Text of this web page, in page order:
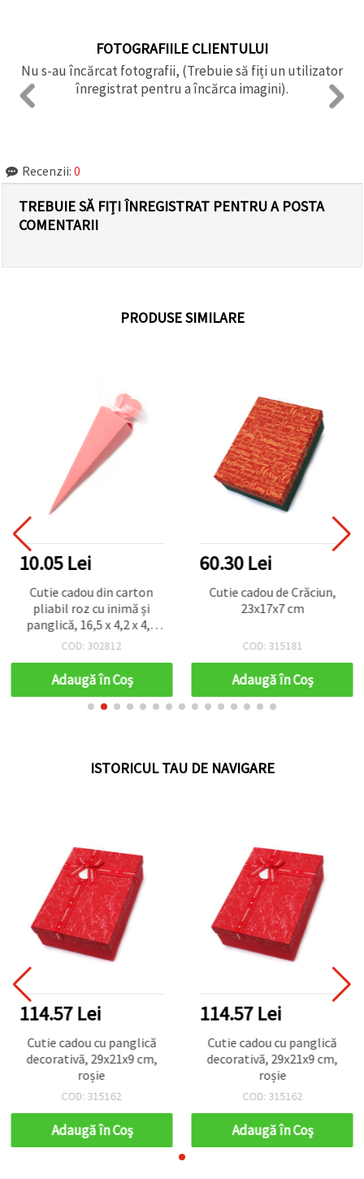
FOTOGRAFIILE CLIENTULUI
Nu s-au încărcat fotografii, (Trebuie să fiți un utilizator
înregistrat pentru a încărca imagini).
Recenzii: 0
TREBUIE SĂ FIȚI ÎNREGISTRAT PENTRU A POSTA
COMENTARII
PRODUSE SIMILARE
10.05 Lei
Cutie cadou din carton
pliabil roz cu inimă și
panglică, 16,5 x 4,2 x 4,2
cm
COD: 302812
Adaugă în Coş
60.30 Lei
Cutie cadou de Crăciun,
23x17x7 cm
COD: 315181
Adaugă în Coş
ISTORICUL TAU DE NAVIGARE
114.57 Lei
Cutie cadou cu panglică
decorativă, 29x21x9 cm,
roșie
COD: 315162
Adaugă în Coş
114.57 Lei
Cutie cadou cu panglică
decorativă, 29x21x9 cm,
roșie
COD: 315162
Adaugă în Coş